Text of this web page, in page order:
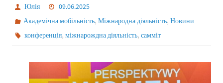
Юлія
09.06.2025
Академічна мобільність,Міжнародна діяльність,Новини
конференція,міжнарождна діяльність,самміт